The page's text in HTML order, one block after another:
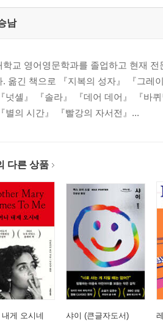
남
학교 영어영문학과를 졸업하고 현재
. 옮긴 책으로 『지복의 성자』 『그레
넛셸』 『솔라』 『데어 데어』 『바
별의 시간』 『빨강의 자서전』...
다른 상품
게 오시네 샤이 (큰글자도서)